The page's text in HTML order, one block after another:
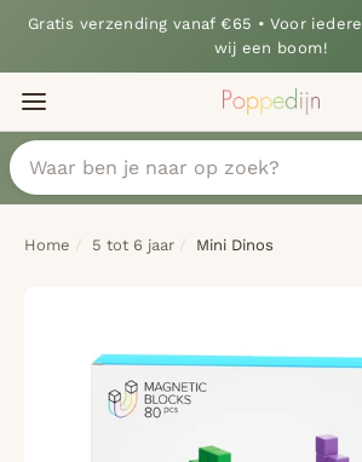
Gratis verzending vanaf €65 • Voor
wij een boom!
Home 5 tot 6 jaar Mini Dinos